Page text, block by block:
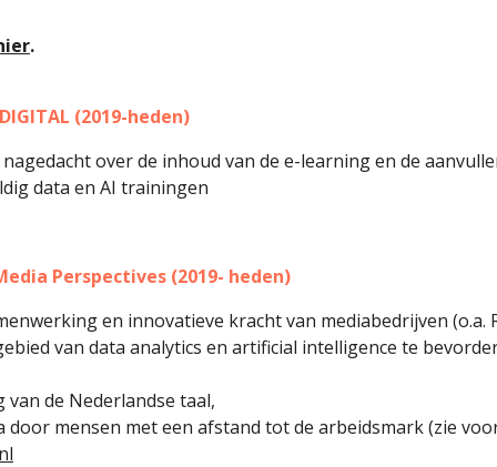
.
(2019-heden)
over de inhoud van de e-learning en de
data en AI trainingen
Perspectives (2019- heden)
en innovatieve kracht van mediabedrijven (o.a.
van data analytics en artificial intelligence te
de Nederlandse taal,
mensen met een afstand tot de arbeidsmark (zie